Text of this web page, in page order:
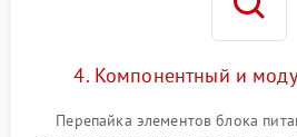
4. Компонентный и
Перепайка элементов блока